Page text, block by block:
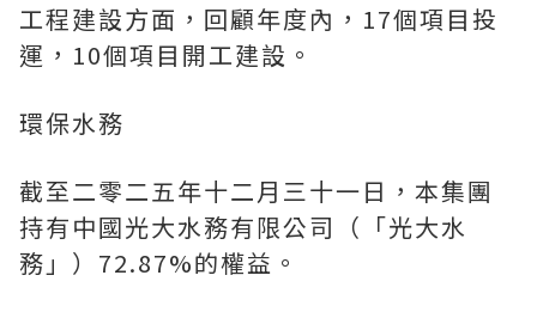
工程建設方面，回顧年度內，17個項目投
運，10個項目開工建設。
環保水務
截至二零二五年十二月三十一日，本集團
持有中國光大水務有限公司（「光大水
務」）72.87%的權益。